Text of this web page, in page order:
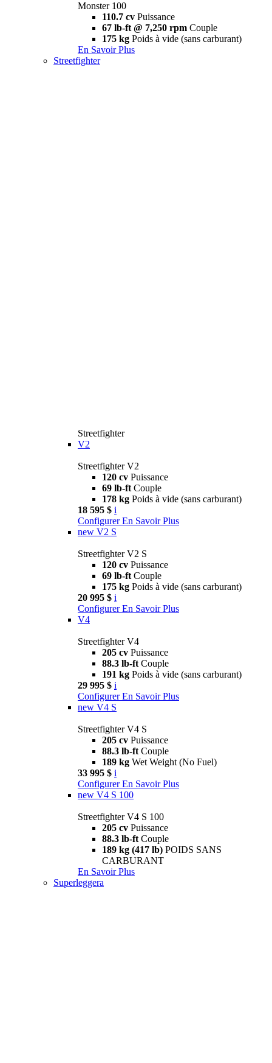
Monster 100
110.7 cv Puissance
67 lb-ft @ 7,250 rpm Couple
175 kg Poids à vide (sans carburant)
En Savoir Plus
Streetfighter
Streetfighter
V2
Streetfighter V2
120 cv Puissance
69 lb-ft Couple
178 kg Poids à vide (sans carburant)
18 595 $ i
Configurer En Savoir Plus
new V2 S
Streetfighter V2 S
120 cv Puissance
69 lb-ft Couple
175 kg Poids à vide (sans carburant)
20 995 $ i
Configurer En Savoir Plus
V4
Streetfighter V4
205 cv Puissance
88.3 lb-ft Couple
191 kg Poids à vide (sans carburant)
29 995 $ i
Configurer En Savoir Plus
new V4 S
Streetfighter V4 S
205 cv Puissance
88.3 lb-ft Couple
189 kg Wet Weight (No Fuel)
33 995 $ i
Configurer En Savoir Plus
new V4 S 100
Streetfighter V4 S 100
205 cv Puissance
88.3 lb-ft Couple
189 kg (417 lb) POIDS SANS
CARBURANT
En Savoir Plus
Superleggera